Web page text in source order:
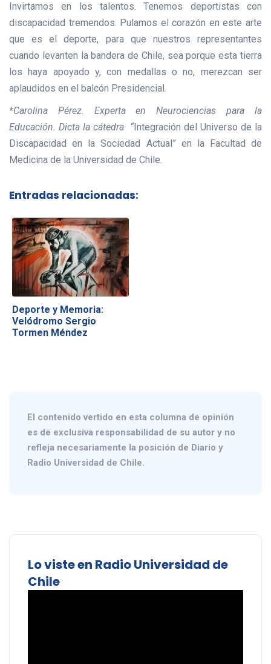
Invirtamos en los talentos. Tenemos deportistas con
discapacidad tremendos. Pulamos el corazón en este arte
que es el deporte, para que nuestros representantes
cuando levanten la bandera de Chile, sea porque esta tierra
los haya apoyado y, con medallas o no, merezcan ser
aplaudidos en el balcón Presidencial.
*Carolina Pérez. Experta en Neurociencias para la
Educación. Dicta la cátedra “Integración del Universo de la
Discapacidad en la Sociedad Actual” en la Facultad de
Medicina de la Universidad de Chile.
Entradas relacionadas:
Deporte y Memoria:
Velódromo Sergio
Tormen Méndez
El contenido vertido en esta columna de opinión
es de exclusiva responsabilidad de su autor y no
refleja necesariamente la posición de Diario y
Radio Universidad de Chile.
Lo viste en Radio Universidad de
Chile